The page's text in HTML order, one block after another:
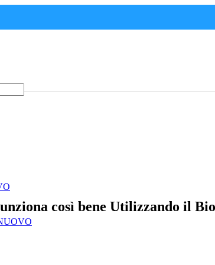
così bene Utilizzando il